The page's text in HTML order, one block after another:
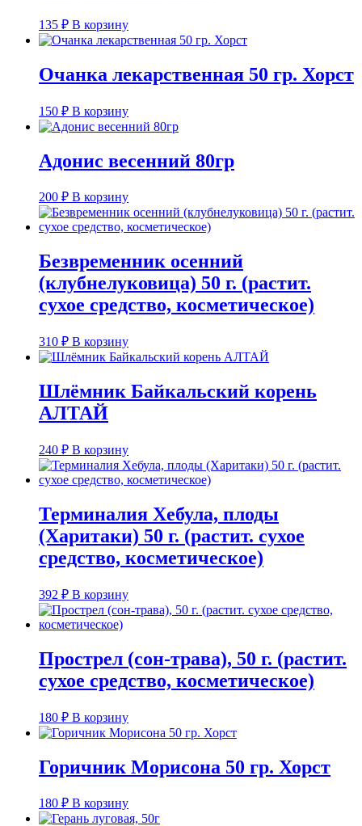
135 ₽ В корзину
Очанка лекарственная 50 гр. Хорст
150 ₽ В корзину
Адонис весенний 80гр
200 ₽ В корзину
Безвременник осенний
(клубнелуковица) 50 г. (растит.
сухое средство, косметическое)
310 ₽ В корзину
Шлёмник Байкальский корень
АЛТАЙ
240 ₽ В корзину
Терминалия Хебула, плоды
(Харитаки) 50 г. (растит. сухое
средство, косметическое)
392 ₽ В корзину
Прострел (сон-трава), 50 г. (растит.
сухое средство, косметическое)
180 ₽ В корзину
Горичник Морисона 50 гр. Хорст
180 ₽ В корзину